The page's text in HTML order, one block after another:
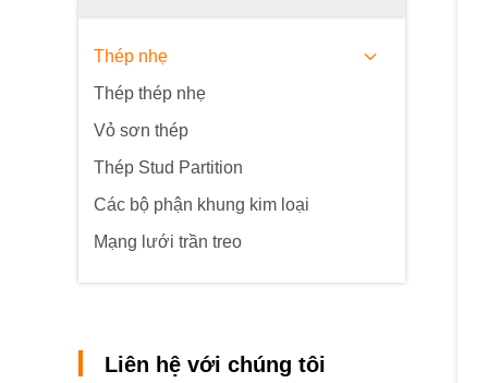
Thép nhẹ
Thép thép nhẹ
Vỏ sơn thép
Thép Stud Partition
Các bộ phận khung kim loại
Mạng lưới trần treo
Liên hệ với chúng tôi